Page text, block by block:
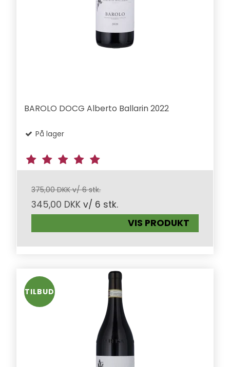
BAROLO DOCG Alberto Ballarin 2022
På lager
375,00 DKK v/ 6 stk.
345,00 DKK v/ 6 stk.
VIS PRODUKT
TILBUD